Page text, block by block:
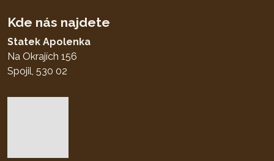
Kde nás najdete
Statek Apolenka
Na Okrajích 156
Spojil, 530 02